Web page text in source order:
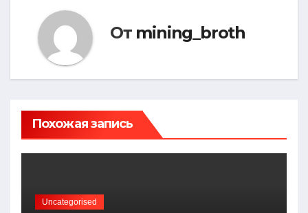
От mining_broth
Похожая запись
Uncategorised